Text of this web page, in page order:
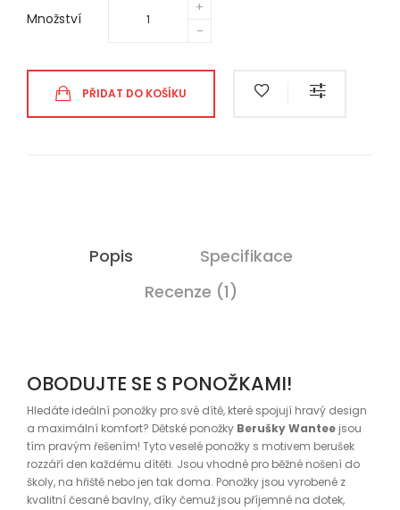
Množství
PŘIDAT DO KOŠÍKU
Popis
Specifikace
Recenze (1)
OBODUJTE SE S PONOŽKAMI!
Hledáte ideální ponožky pro své dítě, které spojují hravý design
a maximální komfort? Dětské ponožky Berušky Wantee jsou
tím pravým řešením! Tyto veselé ponožky s motivem berušek
rozzáří den každému dítěti. Jsou vhodné pro běžné nošení do
školy, na hřiště nebo jen tak doma. Ponožky jsou vyrobené z
kvalitní česané bavlny, díky čemuž jsou příjemné na dotek,